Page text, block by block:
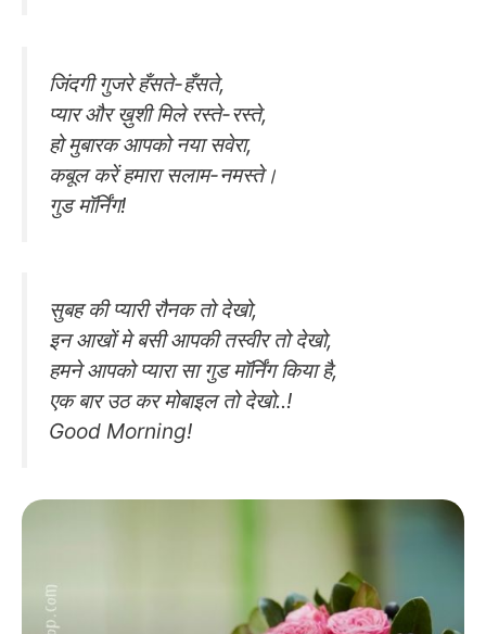
जिंदगी गुजरे हँसते-हँसते,
प्यार और ख़ुशी मिले रस्ते-रस्ते,
हो मुबारक आपको नया सवेरा,
कबूल करें हमारा सलाम-नमस्ते।
गुड मॉर्निंग!
सुबह की प्यारी रौनक तो देखो,
इन आखों मे बसी आपकी तस्वीर तो देखो,
हमने आपको प्यारा सा गुड मॉर्निंग किया है,
एक बार उठ कर मोबाइल तो देखो..!
Good Morning!